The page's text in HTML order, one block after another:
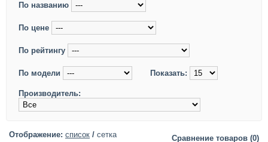
По названию
По цене
По рейтингу
По модели Показать:
Производитель:
Сравнение товаров (0)
Отображение: список / сетка